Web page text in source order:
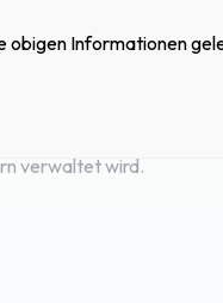
einer ISIN zur
verwaltet wird.
obigen Informationen